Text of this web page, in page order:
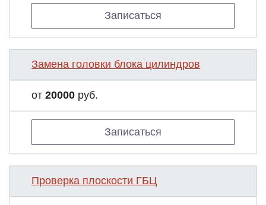
Записаться
Замена головки блока цилиндров
от 20000 руб.
Записаться
Проверка плоскости ГБЦ